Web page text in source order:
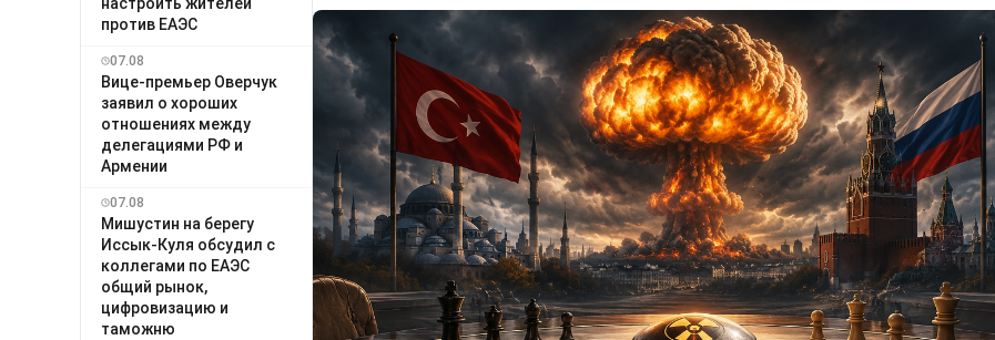
против ЕАЭС
07.08
Вице-премьер Оверчук
заявил о хороших
отношениях между
делегациями РФ и
Армении
07.08
Мишустин на берегу
Иссык-Куля обсудил с
коллегами по ЕАЭС
общий рынок,
цифровизацию и
таможню